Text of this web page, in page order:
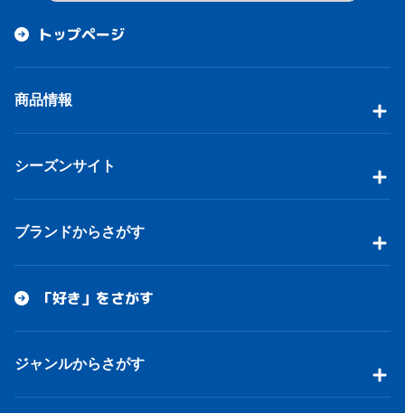
トップページ
商品情報
シーズンサイト
ブランドからさがす
「好き」をさがす
ジャンルからさがす